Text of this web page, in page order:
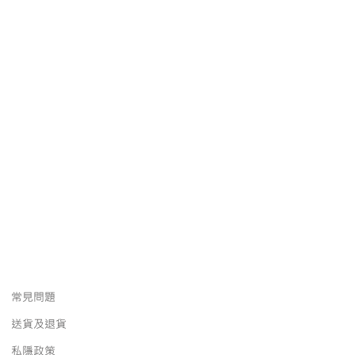
常見問題
送貨及退貨
私隱政策